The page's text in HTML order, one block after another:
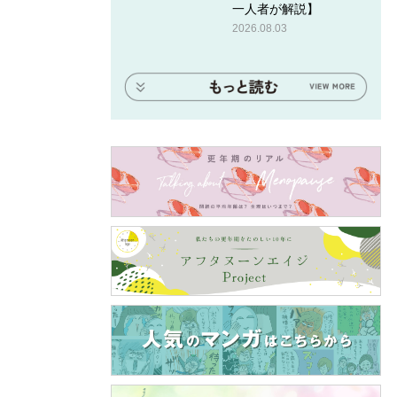
一人者が解説】
2026.08.03